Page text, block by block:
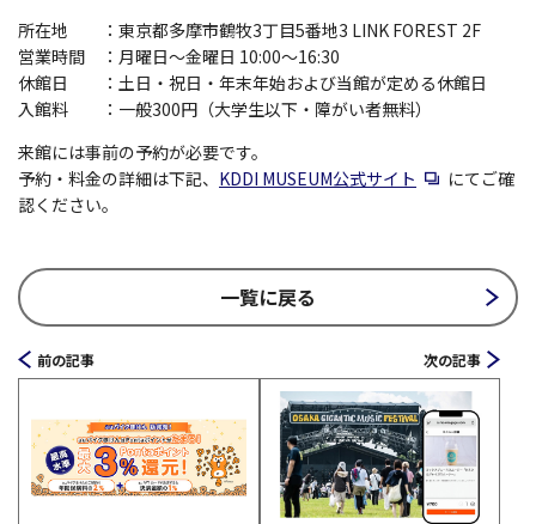
所在地
：東京都多摩市鶴牧3丁目5番地3 LINK FOREST 2F
営業時間
：月曜日～金曜日 10:00～16:30
休館日
：土日・祝日・年末年始および当館が定める休館日
入館料
：一般300円（大学生以下・障がい者無料）
来館には事前の予約が必要です。
予約・料金の詳細は下記、 KDDI MUSEUM公式サイト 新規ウィンド
にてご確
認ください。
一覧に戻る
前の記事 次の記事